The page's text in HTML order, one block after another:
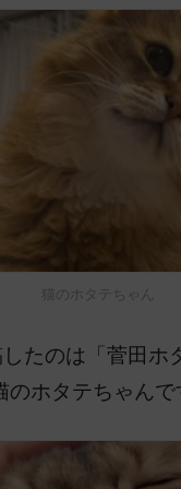
猫のホタテちゃん
たのは「菅田ホ
ホタテちゃんで